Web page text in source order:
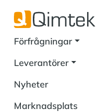
Förfrågningar
Leverantörer
Nyheter
Marknadsplats